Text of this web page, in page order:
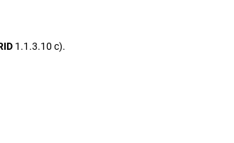
1.1.3.10 c).